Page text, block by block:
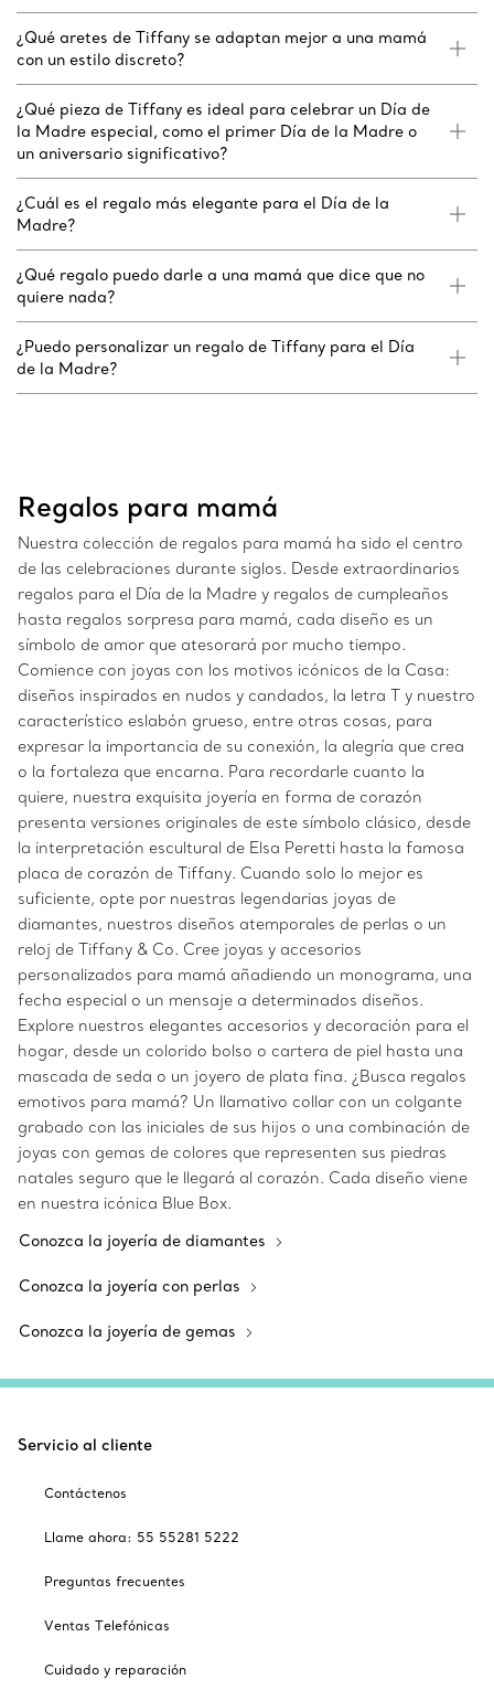
¿Qué aretes de Tiffany se adaptan mejor a una mamá
con un estilo discreto?
¿Qué pieza de Tiffany es ideal para celebrar un Día de
la Madre especial, como el primer Día de la Madre o
un aniversario significativo?
¿Cuál es el regalo más elegante para el Día de la
Madre?
¿Qué regalo puedo darle a una mamá que dice que no
quiere nada?
¿Puedo personalizar un regalo de Tiffany para el Día
de la Madre?
Regalos para mamá
Nuestra colección de regalos para mamá ha sido el centro
de las celebraciones durante siglos. Desde extraordinarios
regalos para el Día de la Madre y regalos de cumpleaños
hasta regalos sorpresa para mamá, cada diseño es un
símbolo de amor que atesorará por mucho tiempo.
Comience con joyas con los motivos icónicos de la Casa:
diseños inspirados en nudos y candados, la letra T y nuestro
característico eslabón grueso, entre otras cosas, para
expresar la importancia de su conexión, la alegría que crea
o la fortaleza que encarna. Para recordarle cuanto la
quiere, nuestra exquisita joyería en forma de corazón
presenta versiones originales de este símbolo clásico, desde
la interpretación escultural de Elsa Peretti hasta la famosa
placa de corazón de Tiffany. Cuando solo lo mejor es
suficiente, opte por nuestras legendarias joyas de
diamantes, nuestros diseños atemporales de perlas o un
reloj de Tiffany & Co. Cree joyas y accesorios
personalizados para mamá añadiendo un monograma, una
fecha especial o un mensaje a determinados diseños.
Explore nuestros elegantes accesorios y decoración para el
hogar, desde un colorido bolso o cartera de piel hasta una
mascada de seda o un joyero de plata fina. ¿Busca regalos
emotivos para mamá? Un llamativo collar con un colgante
grabado con las iniciales de sus hijos o una combinación de
joyas con gemas de colores que representen sus piedras
natales seguro que le llegará al corazón. Cada diseño viene
en nuestra icónica Blue Box.
Conozca la joyería de diamantes
Conozca la joyería con perlas
Conozca la joyería de gemas
Servicio al cliente
Contáctenos
Llame ahora: 55 55281 5222
Preguntas frecuentes
Ventas Telefónicas
Cuidado y reparación